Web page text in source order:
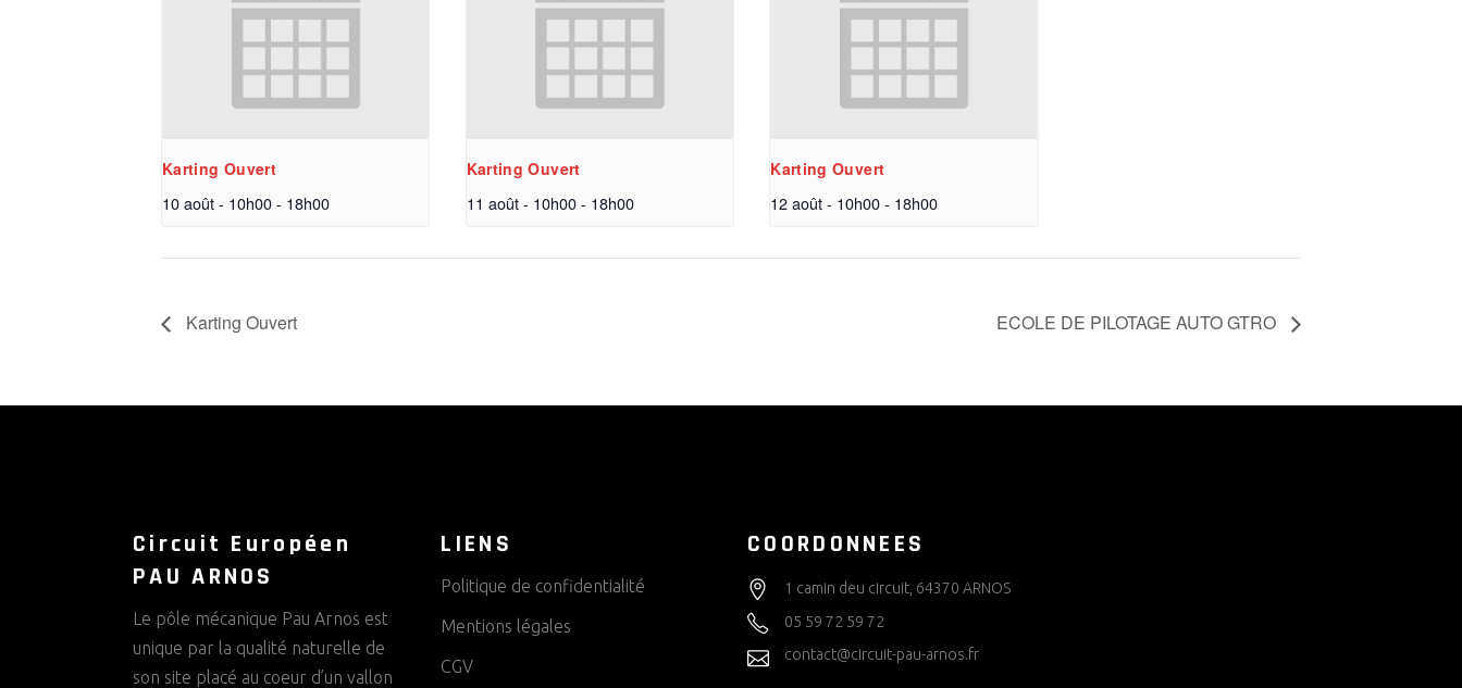
Karting Ouvert
10 août - 10h00- 18h00
Karting Ouvert
11 août - 10h00 - 18h00
Karting Ouvert
12 août - 10h00 - 18h00
Karting Ouvert ECOLE DE PILOTAGE AUTO GTRO
Circuit Européen
PAU ARNOS
Le pôle mécanique Pau Arnos est
unique par la qualité naturelle de
son site placé au coeur d’un vallon
LIENS
Politique de confidentialité
Mentions légales
CGV
COORDONNEES
1 camin deu circuit, 64370 ARNOS
05 59 72 59 72
contact@circuit-pau-arnos.fr